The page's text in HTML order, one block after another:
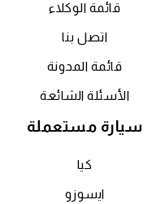
قائمة الوكلاء
اتصل بنا
قائمة المدونة
الأسئلة الشائعة
سيارة مستعملة
كيا
ايسوزو